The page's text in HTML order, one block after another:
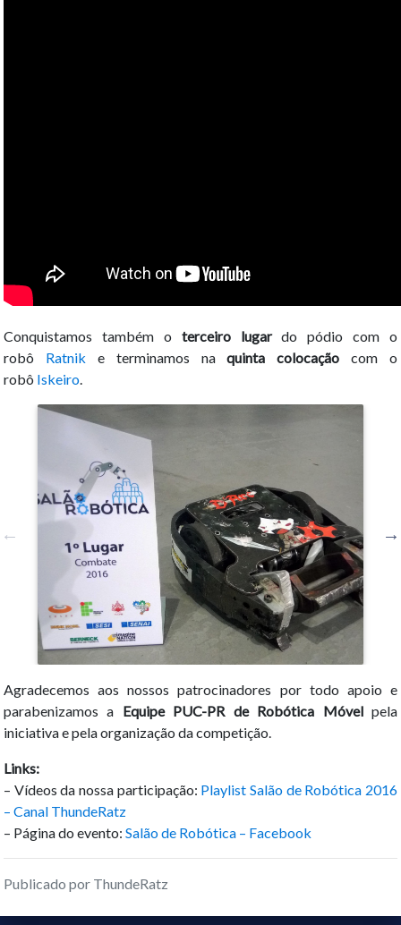
Conquistamos também o terceiro lugardo pódio com o
robô Ratnik e terminamos naquinta colocação com o
robô Iskeiro
Agradecemos aos nossos patrocinadores por todo apoio e
parabenizamos a Equipe PUC-PR de Robótica Móvelpela
iniciativa e pela organização da competição.
Links:
– Vídeos da nossa participação: Playlist Salão de Robótica 2016
– Canal ThundeRatz
– Página do evento: Salão de Robótica – Facebook
Publicado por ThundeRatz